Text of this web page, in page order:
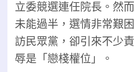
立委競選連任院長。然
未能過半，選情非常艱
訪民眾黨，卻引來不少
辱是「戀棧權位」。